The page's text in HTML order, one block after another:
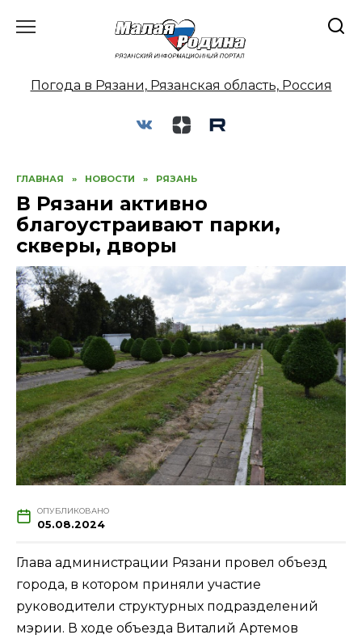
Погода в Рязани, Рязанская область, Россия
ГЛАВНАЯ » НОВОСТИ » РЯЗАНЬ
В Рязани активно
благоустраивают парки,
скверы, дворы
ОПУБЛИКОВАНО
05.08.2024
Глава администрации Рязани провел объезд
города, в котором приняли участие
руководители структурных подразделений
мэрии. В ходе объезда Виталий Артемов